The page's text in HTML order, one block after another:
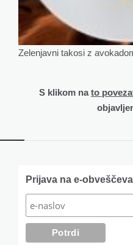
Zelenjavni takosi z
S klikom nato
WidgetsPrijava na e-